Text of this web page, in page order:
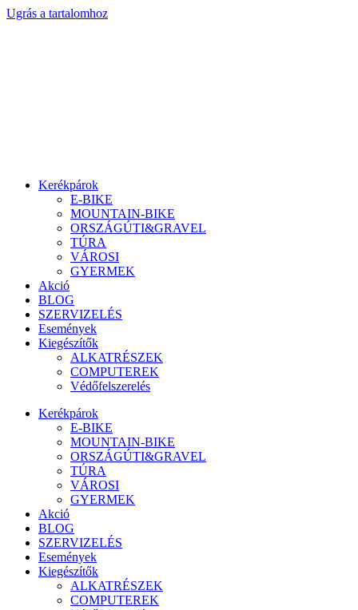
Ugrás a tartalomhoz
Kerékpárok
E-BIKE
MOUNTAIN-BIKE
ORSZÁGÚTI&GRAVEL
TÚRA
VÁROSI
GYERMEK
Akció
BLOG
SZERVIZELÉS
Események
Kiegészítők
ALKATRÉSZEK
COMPUTEREK
Védőfelszerelés
Kerékpárok
E-BIKE
MOUNTAIN-BIKE
ORSZÁGÚTI&GRAVEL
TÚRA
VÁROSI
GYERMEK
Akció
BLOG
SZERVIZELÉS
Események
Kiegészítők
ALKATRÉSZEK
COMPUTEREK